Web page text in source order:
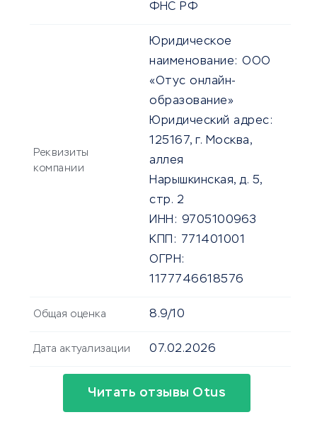
ФНС РФ
Реквизиты
компании
Юридическое
наименование: ООО
«Отус онлайн-
образование»
Юридический адрес:
125167, г. Москва,
аллея
Нарышкинская, д. 5,
стр. 2
ИНН: 9705100963
КПП:
771401001
ОГРН:
1177746618576
Общая оценка 8.9/10
Дата актуализации 07.02.2026
Читать отзывы Otus